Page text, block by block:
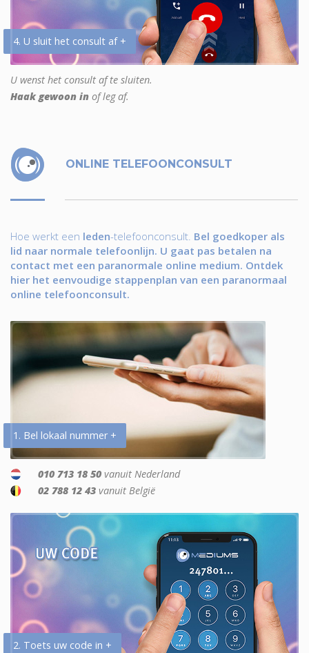
4. U sluit het consult af +
U wenst het consult af te sluiten.
Haak gewoon in of leg af.
ONLINE TELEFOONCONSULT
Hoe werkt een leden-telefoonconsult. Bel goedkoper als
lid naar normale telefoonlijn. U gaat pas betalen na
contact met een paranormale online medium. Ontdek
hier het eenvoudige stappenplan van een paranormaal
online telefoonconsult.
1. Bel lokaal nummer +
010 713 18 50 vanuit Nederland
02 788 12 43 vanuit België
2. Toets uw code in +